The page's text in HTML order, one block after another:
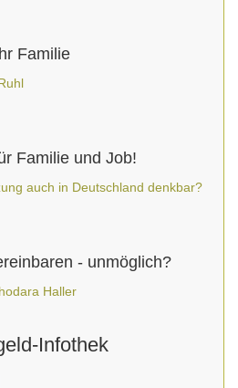
Familie
Familie und Job!
auch in Deutschland denkbar?
- unmöglich?
Haller
Infothek